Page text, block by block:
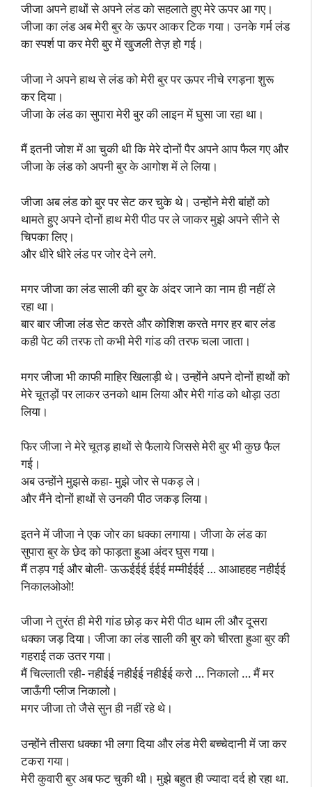
जीजा अपने हाथों से अपने लंड को सहलाते हुए मेरे ऊपर आ गए।
जीजा का लंड अब मेरी बुर के ऊपर आकर टिक गया। उनके गर्म लंड
का स्पर्श पा कर मेरी बुर में खुजली तेज़ हो गई।
जीजा ने अपने हाथ से लंड को मेरी बुर पर ऊपर नीचे रगड़ना शुरू
कर दिया।
जीजा के लंड का सुपारा मेरी बुर की लाइन में घुसा जा रहा था।
मैं इतनी जोश में आ चुकी थी कि मेरे दोनों पैर अपने आप फैल गए और
जीजा के लंड को अपनी बुर के आगोश में ले लिया।
जीजा अब लंड को बुर पर सेट कर चुके थे। उन्होंने मेरी बांहों को
थामते हुए अपने दोनों हाथ मेरी पीठ पर ले जाकर मुझे अपने सीने से
चिपका लिए।
और धीरे धीरे लंड पर जोर देने लगे.
मगर जीजा का लंड साली की बुर के अंदर जाने का नाम ही नहीं ले
रहा था।
बार बार जीजा लंड सेट करते और कोशिश करते मगर हर बार लंड
कही पेट की तरफ तो कभी मेरी गांड की तरफ चला जाता।
मगर जीजा भी काफी माहिर खिलाड़ी थे। उन्होंने अपने दोनों हाथों को
मेरे चूतड़ों पर लाकर उनको थाम लिया और मेरी गांड को थोड़ा उठा
लिया।
फिर जीजा ने मेरे चूतड़ हाथों से फैलाये जिससे मेरी बुर भी कुछ फैल
गई।
अब उन्होंने मुझसे कहा- मुझे जोर से पकड़ ले।
और मैंने दोनों हाथों से उनकी पीठ जकड़ लिया।
इतने में जीजा ने एक जोर का धक्का लगाया। जीजा के लंड का
सुपारा बुर के छेद को फाड़ता हुआ अंदर घुस गया।
मैं तड़प गई और बोली- ऊऊईईई ईईई मम्मीईईई … आआहहह नहीईई
निकालओओ!
जीजा ने तुरंत ही मेरी गांड छोड़ कर मेरी पीठ थाम ली और दूसरा
धक्का जड़ दिया। जीजा का लंड साली की बुर को चीरता हुआ बुर की
गहराई तक उतर गया।
मैं चिल्लाती रही- नहीईई नहीईई नहीईई करो … निकालो … मैं मर
जाऊँगी प्लीज निकालो।
मगर जीजा तो जैसे सुन ही नहीं रहे थे।
उन्होंने तीसरा धक्का भी लगा दिया और लंड मेरी बच्चेदानी में जा कर
टकरा गया।
मेरी कुवारी बुर अब फट चुकी थी। मुझे बहुत ही ज्यादा दर्द हो रहा था.